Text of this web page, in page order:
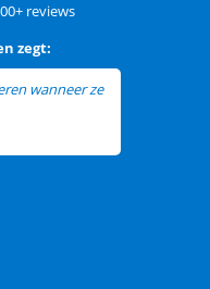
reviews
zegt:
wanneer ze